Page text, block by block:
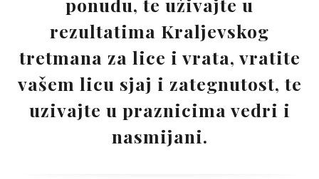
ponudu, te uživajte u
rezultatima Kraljevskog
tretmana za lice i vrata, vratite
vašem licu sjaj i zategnutost, te
uzivajte u praznicima vedri i
nasmijani.